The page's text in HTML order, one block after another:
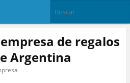
de regalos
Argentina